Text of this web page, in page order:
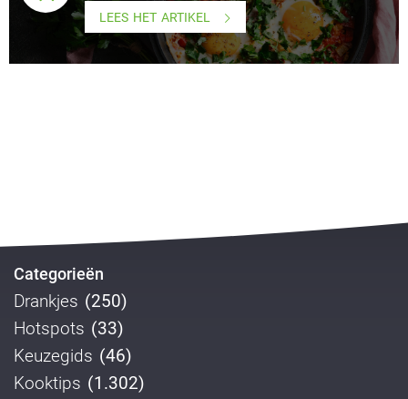
LEES HET ARTIKEL
Categorieën
Drankjes (250)
Hotspots (33)
Keuzegids (46)
Kooktips (1.302)